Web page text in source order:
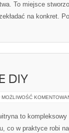
To miejsce
na konkret.
DIY
MOŻLIWOŚĆ
to
co w praktyce robi